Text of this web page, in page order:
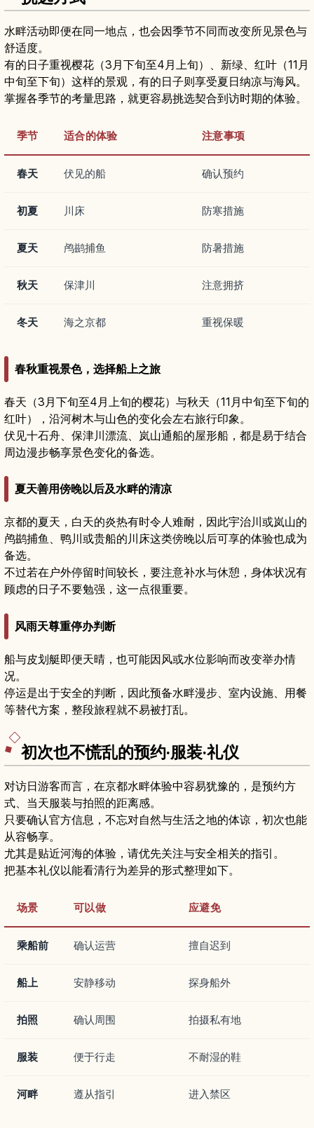
水畔活动即便在同一地点，也会因季节不同而改变所见景色与
舒适度。
有的日子重视樱花（3月下旬至4月上旬）、新绿、红叶（11月
中旬至下旬）这样的景观，有的日子则享受夏日纳凉与海风。
掌握各季节的考量思路，就更容易挑选契合到访时期的体验。
季节 适合的体验 注意事项
春天 伏见的船 确认预约
初夏 川床 防寒措施
夏天 鸬鹚捕鱼 防暑措施
秋天 保津川 注意拥挤
冬天 海之京都 重视保暖
春秋重视景色，选择船上之旅
春天（3月下旬至4月上旬的樱花）与秋天（11月中旬至下旬的
红叶），沿河树木与山色的变化会左右旅行印象。
伏见十石舟、保津川漂流、岚山通船的屋形船，都是易于结合
周边漫步畅享景色变化的备选。
夏天善用傍晚以后及水畔的清凉
京都的夏天，白天的炎热有时令人难耐，因此宇治川或岚山的
鸬鹚捕鱼、鸭川或贵船的川床这类傍晚以后可享的体验也成为
备选。
不过若在户外停留时间较长，要注意补水与休憩，身体状况有
顾虑的日子不要勉强，这一点很重要。
风雨天尊重停办判断
船与皮划艇即便天晴，也可能因风或水位影响而改变举办情
况。
停运是出于安全的判断，因此预备水畔漫步、室内设施、用餐
等替代方案，整段旅程就不易被打乱。
初次也不慌乱的预约·服装·礼仪
对访日游客而言，在京都水畔体验中容易犹豫的，是预约方
式、当天服装与拍照的距离感。
只要确认官方信息，不忘对自然与生活之地的体谅，初次也能
从容畅享。
尤其是贴近河海的体验，请优先关注与安全相关的指引。
把基本礼仪以能看清行为差异的形式整理如下。
场景 可以做 应避免
乘船前 确认运营 擅自迟到
船上 安静移动 探身船外
拍照 确认周围 拍摄私有地
服装 便于行走 不耐湿的鞋
河畔 遵从指引 进入禁区